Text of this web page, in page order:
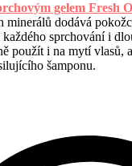
gelem Fresh
minerálů dodává
každého sprchování i
použít i na mytí vlasů,
šamponu.